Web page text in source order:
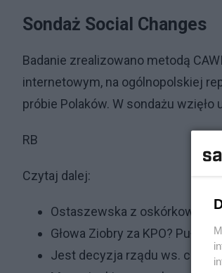
Sondaż Social Changes
Badanie zrealizowano metodą
internetowym, na ogólnopolskiej
próbie Polaków. W sondażu wzięło
RB
Czytaj dalej:
Ostaszewska z oskórkowaną
Głowa Ziobry za KPO?
Jest decyzja rządu ws. cen